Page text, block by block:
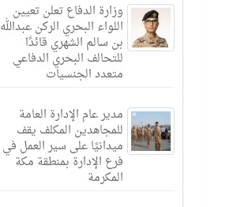
وزارة الدفاع تعلن تعيين
اللواء البحري الركن عبدالله
بن سالم الشهري قائدًا
للتحالف البحري الدفاعي
متعدد الجنسيات
مدير عام الإدارة العامة
للمجاهدين المكلف يقف
ميدانيًا على سير العمل في
فرع الإدارة بمنطقة مكة
المكرمة